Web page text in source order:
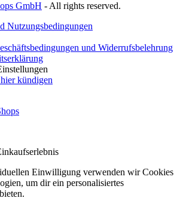
GmbH - All rights reserved.
Nutzungsbedingungen
und Widerrufsbelehrung
kündigen
Einwilligung verwenden wir Cookies
um dir ein personalisiertes